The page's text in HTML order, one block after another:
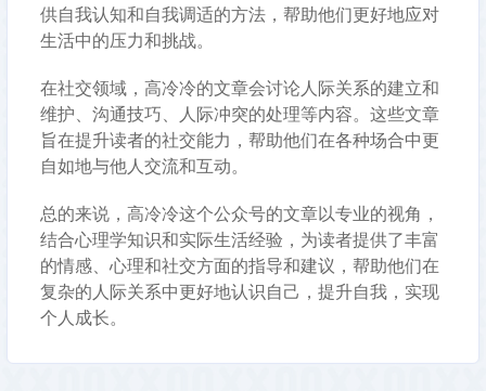
供自我认知和自我调适的方法，帮助他们更好地应对
生活中的压力和挑战。
在社交领域，高冷冷的文章会讨论人际关系的建立和
维护、沟通技巧、人际冲突的处理等内容。这些文章
旨在提升读者的社交能力，帮助他们在各种场合中更
自如地与他人交流和互动。
总的来说，高冷冷这个公众号的文章以专业的视角，
结合心理学知识和实际生活经验，为读者提供了丰富
的情感、心理和社交方面的指导和建议，帮助他们在
复杂的人际关系中更好地认识自己，提升自我，实现
个人成长。